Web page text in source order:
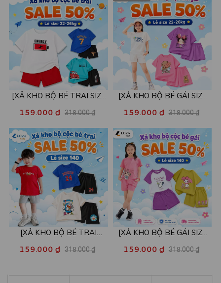
XB001
[XẢ KHO BỘ BÉ TRAI SIZE
mẫu - Quần áo bé trai từ 22-
26kg - Loza Kids XB004
159.000 ₫ 318.000 ₫
[XẢ KHO BỘ BÉ GÁI SIZE
mẫu - Quần áo bé gái từ 22-
26kg - Loza Kids XB005
159.000 ₫ 318.000 ₫
[XẢ KHO BỘ BÉ TRAI
nhiều mẫu - Quần áo bé trai
159.000 ₫ 318.000 ₫
[XẢ KHO BỘ BÉ GÁI SIZE
mẫu - Quần áo bé gái từ 26-
159.000 ₫ 318.000 ₫